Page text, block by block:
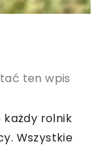
ten wpis
każdy rolnik
Wszystkie